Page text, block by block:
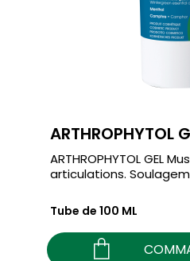
ARTHROPHYTOL
ARTHROPHYTOL GEL
articulations.
Tube de 100 ML